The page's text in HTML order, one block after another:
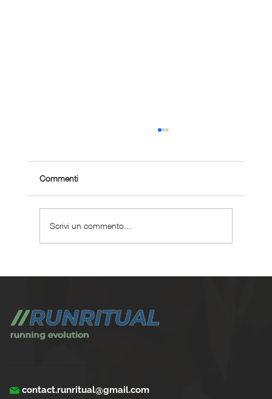
Commenti
Scrivi un commento...
contact.runritual@gmail.com